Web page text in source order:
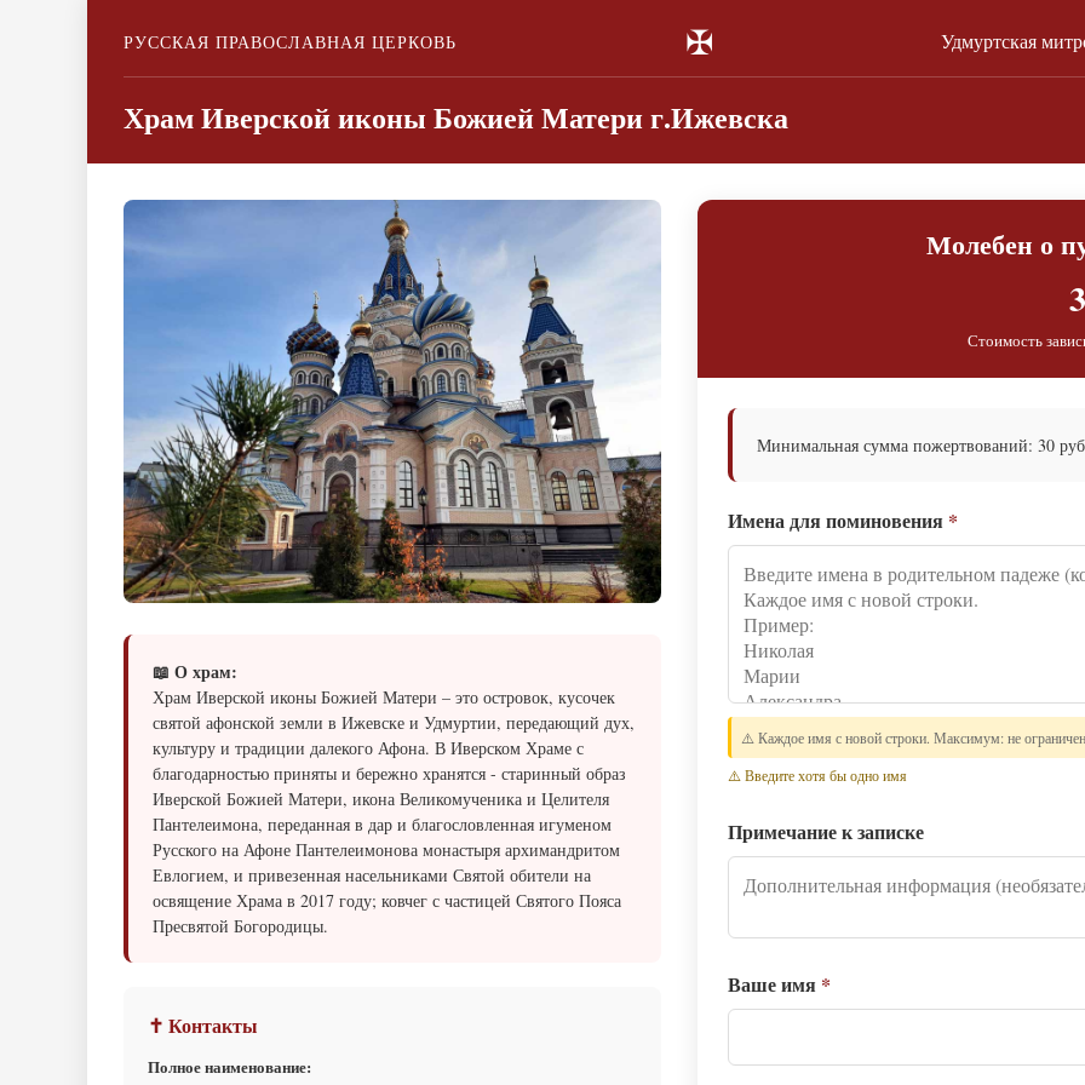
РУССКАЯ ПРАВОСЛАВНАЯ ЦЕРКОВЬ ✠ Удмуртская
Храм Иверской иконы Божией Матери г.Ижевска
📖 О храм:
Храм Иверской иконы Божией Матери – это островок, кусочек
святой афонской земли в Ижевске и Удмуртии, передающий дух,
культуру и традиции далекого Афона. В Иверском Храме с
благодарностью приняты и бережно хранятся - старинный образ
Иверской Божией Матери, икона Великомученика и Целителя
Пантелеимона, переданная в дар и благословленная игуменом
Русского на Афоне Пантелеимонова монастыря архимандритом
Евлогием, и привезенная насельниками Святой обители на
освящение Храма в 2017 году; ковчег с частицей Святого Пояса
Пресвятой Богородицы.
✝ Контакты
Полное наименование:
Молебен о
Стоимость
Минимальная сумма пожертвований: 30
Имена для поминовения *
⚠️ Каждое имя с новой строки. Максимум: не
⚠️ Введите хотя бы одно имя
Примечание к записке
Ваше имя *